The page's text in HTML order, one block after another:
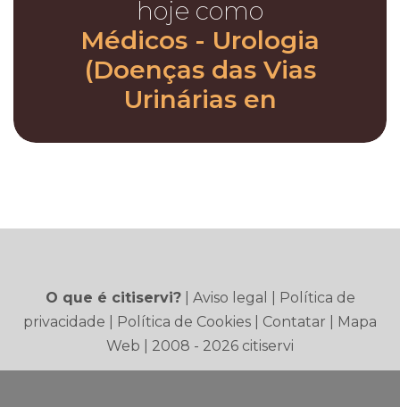
hoje como
Médicos - Urologia
(Doenças das Vias
Urinárias en
O que é citiservi?| Aviso legal
Política de
privacidade
Política de Cookies Contatar
Mapa
Web | 2008 - 2026 citiservi